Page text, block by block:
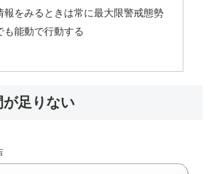
報をみるときは常に最大限警戒態勢
も能動で行動する
足りない